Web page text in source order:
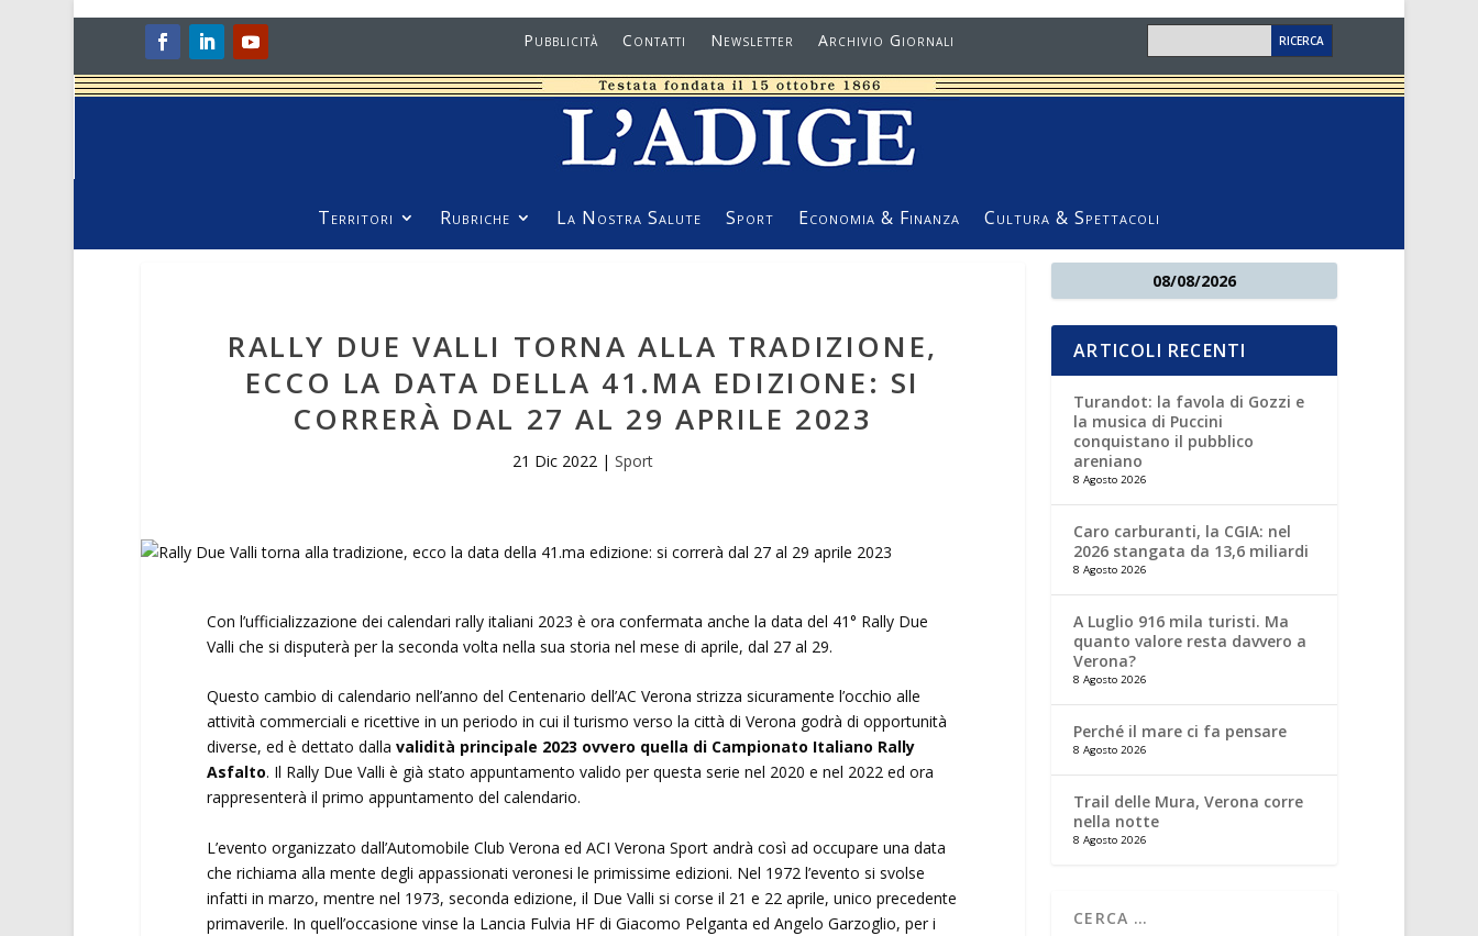
Pubblicità Contatti Newsletter Archivio Giornali
Territori Rubriche La Nostra Salute Sport Economia & Finanza Cultura & Spettacoli
RALLY DUE VALLI TORNA ALLA TRADIZIONE,
ECCO LA DATA DELLA 41.MA EDIZIONE: SI
CORRERÀ DAL 27 AL 29 APRILE 2023
21 Dic 2022| Sport
Con l’ufficializzazione dei calendari rally italiani 2023 è ora confermata anche la data del 41° Rally Due
Valli che si disputerà per la seconda volta nella sua storia nel mese di aprile, dal 27 al 29.
Questo cambio di calendario nell’anno del Centenario dell’AC Verona strizza sicuramente l’occhio alle
attività commerciali e ricettive in un periodo in cui il turismo verso la città di Verona godrà di opportunità
diverse, ed è dettato dalla validità principale 2023 ovvero quella di Campionato Italiano Rally
Asfalto. Il Rally Due Valli è già stato appuntamento valido per questa serie nel 2020 e nel 2022 ed ora
rappresenterà il primo appuntamento del calendario.
L’evento organizzato dall’Automobile Club Verona ed ACI Verona Sport andrà così ad occupare una data
che richiama alla mente degli appassionati veronesi le primissime edizioni. Nel 1972 l’evento si svolse
infatti in marzo, mentre nel 1973, seconda edizione, il Due Valli si corse il 21 e 22 aprile, unico precedente
primaverile. In quell’occasione vinse la Lancia Fulvia HF di Giacomo Pelganta ed Angelo Garzoglio, per i
08/08/2026
ARTICOLI RECENTI
Turandot: la favola di Gozzi e
la musica di Puccini
conquistano il pubblico
areniano
8 Agosto 2026
Caro carburanti, la CGIA: nel
2026 stangata da 13,6 miliardi
8 Agosto 2026
A Luglio 916 mila turisti. Ma
quanto valore resta davvero a
Verona?
8 Agosto 2026
Perché il mare ci fa pensare
8 Agosto 2026
Trail delle Mura, Verona corre
nella notte
8 Agosto 2026